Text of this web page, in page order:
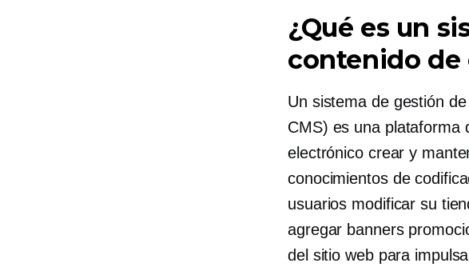
¿Qué es un
contenido de
Un sistema de gestión
CMS) es una plataforma
electrónico crear y
conocimientos de
usuarios modificar su
agregar banners
del sitio web para